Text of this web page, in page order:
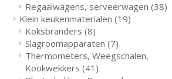
Regaalwagens, serveerwagen (38)
Klein keukenmaterialen (19)
Koksbranders (8)
Slagroomapparaten (7)
Thermometers, Weegschalen,
Kookwekkers (41)